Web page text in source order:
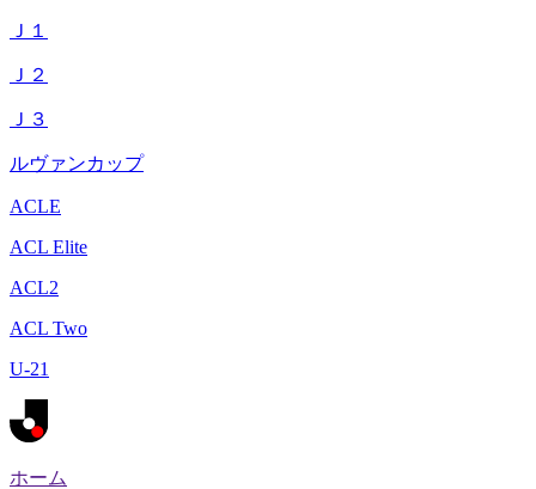
Ｊ１
Ｊ２
Ｊ３
ルヴァンカップ
ACLE
ACL Elite
ACL2
ACL Two
U-21
ホーム